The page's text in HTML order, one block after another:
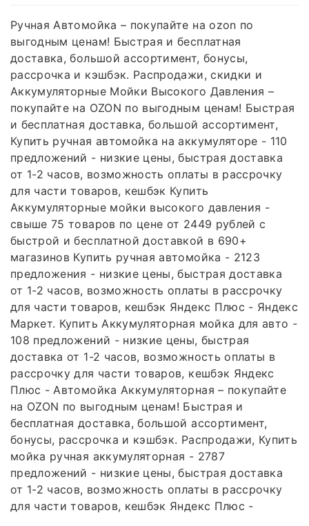
Ручная Автомойка – покупайте на ozon по
выгодным ценам! Быстрая и бесплатная
доставка, большой ассортимент, бонусы,
рассрочка и кэшбэк. Распродажи, скидки и
Аккумуляторные Мойки Высокого Давления –
покупайте на OZON по выгодным ценам! Быстрая
и бесплатная доставка, большой ассортимент,
Купить ручная автомойка на аккумуляторе - 110
предложений - низкие цены, быстрая доставка
от 1-2 часов, возможность оплаты в рассрочку
для части товаров, кешбэк Купить
Аккумуляторные мойки высокого давления -
свыше 75 товаров по цене от 2449 рублей с
быстрой и бесплатной доставкой в 690+
магазинов Купить ручная автомойка - 2123
предложения - низкие цены, быстрая доставка
от 1-2 часов, возможность оплаты в рассрочку
для части товаров, кешбэк Яндекс Плюс - Яндекс
Маркет. Купить Аккумуляторная мойка для авто -
108 предложений - низкие цены, быстрая
доставка от 1-2 часов, возможность оплаты в
рассрочку для части товаров, кешбэк Яндекс
Плюс - Автомойка Аккумуляторная – покупайте
на OZON по выгодным ценам! Быстрая и
бесплатная доставка, большой ассортимент,
бонусы, рассрочка и кэшбэк. Распродажи, Купить
мойка ручная аккумуляторная - 2787
предложений - низкие цены, быстрая доставка
от 1-2 часов, возможность оплаты в рассрочку
для части товаров, кешбэк Яндекс Плюс -